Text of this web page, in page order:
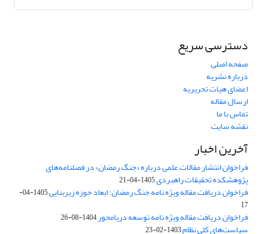
دسترسی سریع
صفحه اصلی
درباره نشریه
اعضای هیات تحریریه
ارسال مقاله
تماس با ما
نقشه سایت
آخرین اخبار
فراخوان انتشار مقالات علمی درباره «جنگ رمضان» در فصلنامه‌های
پژوهشکده تحقیقات راهبردی1405-04-21
فراخوان دریافت مقاله ویژه نامه جنگ رمضان؛ ابعاد حوزه زیربنایی
1405-04-
17
فراخوان دریافت مقاله ویژه نامه توسعه دریامحور1404-08-26
سیاست‌های کلی نظام1403-02-23